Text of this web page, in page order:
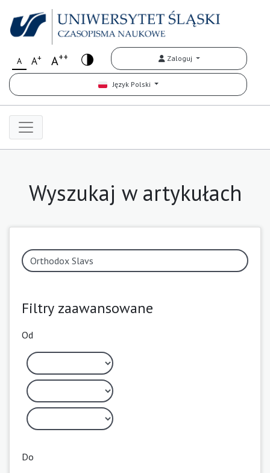
A A+ A++ Zaloguj
Język Polski
Wyszukaj w artykułach
Filtry zaawansowane
Od
Do